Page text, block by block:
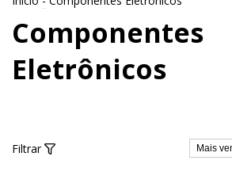
Componentes
Eletrônicos
Filtrar